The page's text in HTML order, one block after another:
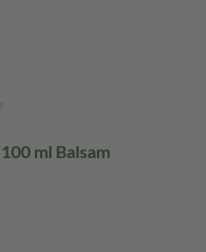
ml Balsam